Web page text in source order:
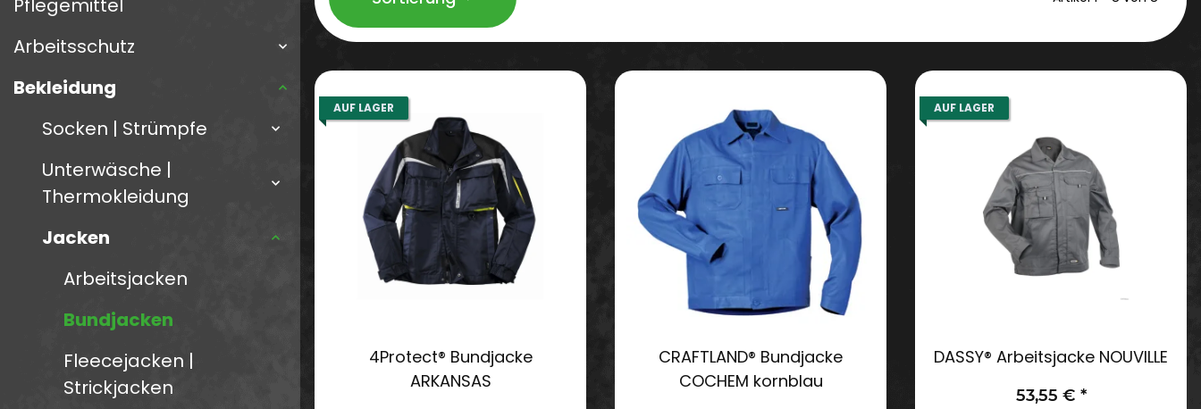
AUF LAGER
4Protect® Bundjacke
ARKANSAS
CRAFTLAND® Bundjacke
COCHEM kornblau
AUF LAGER
DASSY® Arbeitsjacke NOUVILLE
53,55 € *
Pflegemittel
Arbeitsschutz
Bekleidung
Socken | Strümpfe
Unterwäsche |
Thermokleidung
Jacken
Arbeitsjacken
Bundjacken
Fleecejacken |
Strickjacken